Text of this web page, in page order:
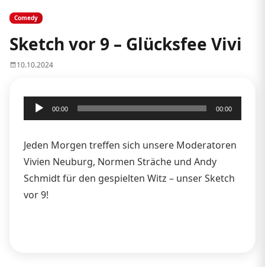
Comedy
Sketch vor 9 – Glücksfee Vivi
10.10.2024
Audio-
Player
00:00 00:00
Jeden Morgen treffen sich unsere Moderatoren
Vivien Neuburg, Normen Sträche und Andy
Schmidt für den gespielten Witz – unser Sketch
vor 9!